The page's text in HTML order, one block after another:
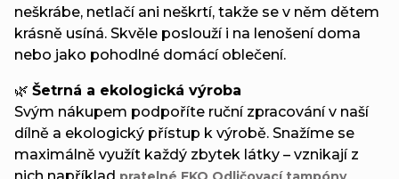
neškrábe, netlačí ani neškrtí, takže se v něm dětem
krásně usíná. Skvěle poslouží i na lenošení doma
nebo jako pohodlné domácí oblečení.
🌿 Šetrná a ekologická výroba
Svým nákupem podpoříte ruční zpracování v naší
dílně a ekologický přístup k výrobě. Snažíme se
maximálně využít každý zbytek látky – vznikají z
nich například